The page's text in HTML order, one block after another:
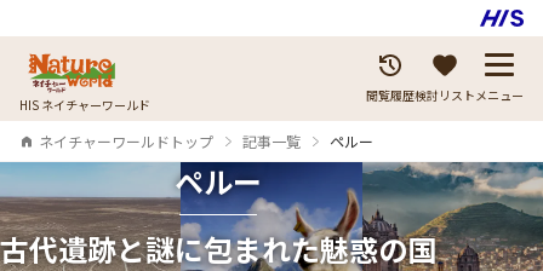
HIS ネイチャーワールド 閲覧履歴検討リストメニュー
ネイチャーワールドトップ 記事一覧 ペルー
ペルー
古代遺跡と謎に包まれた魅惑の国